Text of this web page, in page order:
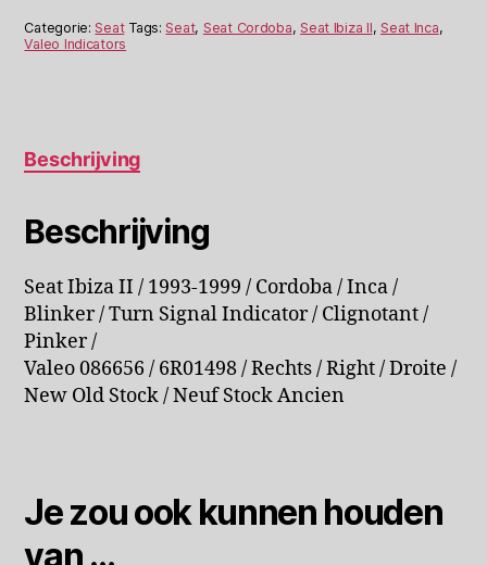
Inca
Knipperlicht
Categorie:Seat Tags:Seat, Seat Cordoba,Seat Ibiza II,Seat Inca,
Valeo Indicators
Beschrijving
Beschrijving
Seat Ibiza II / 1993-1999 / Cordoba / Inca /
Blinker / Turn Signal Indicator / Clignotant /
Pinker /
Valeo 086656 / 6R01498 / Rechts / Right / Droite /
New Old Stock / Neuf Stock Ancien
Je zou ook kunnen houden
van …